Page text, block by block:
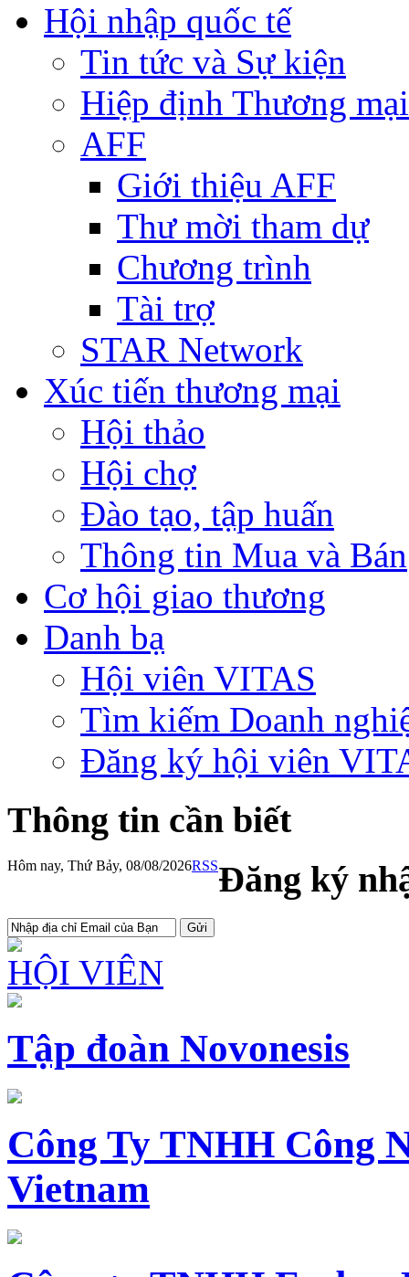
Hội nhập quốc tế
Tin tức và Sự kiện
Hiệp định Thương
AFF
Giới thiệu AFF
Thư mời tham dự
Chương trình
Tài trợ
STAR Network
Xúc tiến thương mại
Hội thảo
Hội chợ
Đào tạo, tập huấn
Thông tin Mua và Bán
Cơ hội giao thương
Danh bạ
Hội viên VITAS
Tìm kiếm Doanh
Đăng ký hội viên
Thông tin cần biết
Hôm nay, Thứ Bảy, 08/08/2026RSSĐăng ký
HỘI VIÊN
Tập đoàn Novonesis
Công Ty TNHH Công
Vietnam